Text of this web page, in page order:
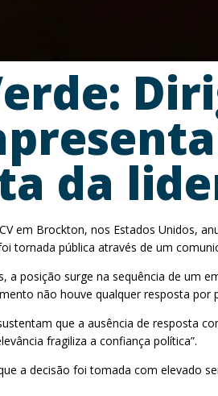
da
em Brockton, nos Estados Unidos,
tornada pública através de um
a posição surge na sequência de um
não houve qualquer resposta por
que a ausência de resposta
fragiliza a confiança política”.
a decisão foi tomada com elevado